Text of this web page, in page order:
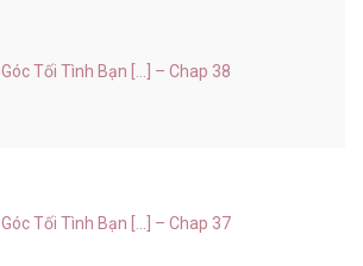
Góc Tối Tình Bạn [...] – Chap 38
Góc Tối Tình Bạn [...] – Chap 37